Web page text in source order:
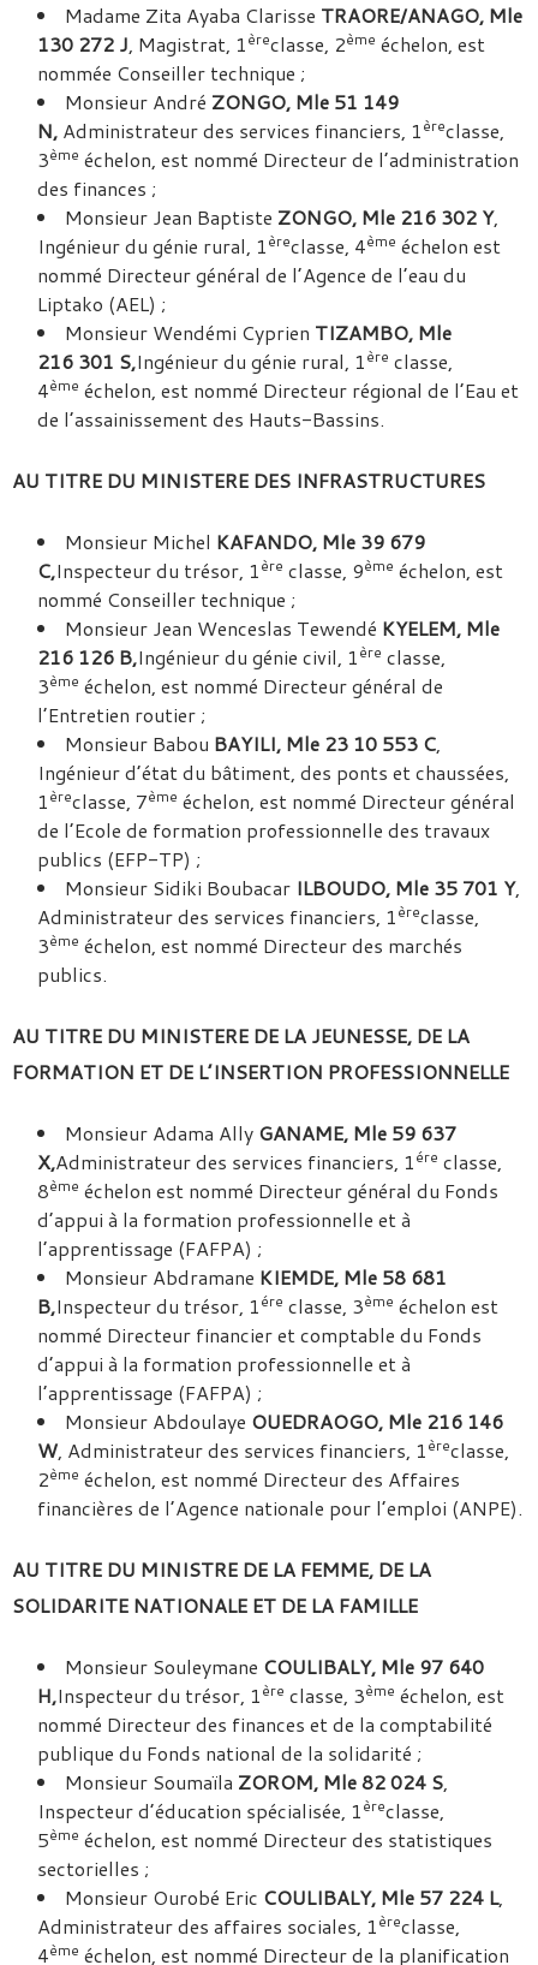
Madame Zita Ayaba Clarisse TRAORE/ANAGO, Mle
130 272 J, Magistrat, 1èreclasse, 2ème échelon, est
nommée Conseiller technique ;
Monsieur André ZONGO, Mle 51 149
N, Administrateur des services financiers, 1èreclasse,
3ème échelon, est nommé Directeur de l’administration
des finances ;
Monsieur Jean Baptiste ZONGO, Mle 216 302 Y,
Ingénieur du génie rural, 1èreclasse, 4ème échelon est
nommé Directeur général de l’Agence de l’eau du
Liptako (AEL) ;
Monsieur Wendémi Cyprien TIZAMBO, Mle
216 301 S,Ingénieur du génie rural, 1ère classe,
4ème échelon, est nommé Directeur régional de l’Eau et
de l’assainissement des Hauts-Bassins.
AU TITRE DU MINISTERE DES INFRASTRUCTURES
Monsieur Michel KAFANDO, Mle 39 679
C,Inspecteur du trésor, 1ère classe, 9ème échelon, est
nommé Conseiller technique ;
Monsieur Jean Wenceslas Tewendé KYELEM, Mle
216 126 B,Ingénieur du génie civil, 1ère classe,
3ème échelon, est nommé Directeur général de
l’Entretien routier ;
Monsieur Babou BAYILI, Mle 23 10 553 C,
Ingénieur d’état du bâtiment, des ponts et chaussées,
1èreclasse, 7ème échelon, est nommé Directeur général
de l’Ecole de formation professionnelle des travaux
publics (EFP-TP) ;
Monsieur Sidiki Boubacar ILBOUDO, Mle 35 701 Y,
Administrateur des services financiers, 1èreclasse,
3ème échelon, est nommé Directeur des marchés
publics.
AU TITRE DU MINISTERE DE LA JEUNESSE, DE LA
FORMATION ET DE L’INSERTION PROFESSIONNELLE
Monsieur Adama Ally GANAME, Mle 59 637
X,Administrateur des services financiers, 1ére classe,
8ème échelon est nommé Directeur général du Fonds
d’appui à la formation professionnelle et à
l’apprentissage (FAFPA) ;
Monsieur Abdramane KIEMDE, Mle 58 681
B,Inspecteur du trésor, 1ére classe, 3ème échelon est
nommé Directeur financier et comptable du Fonds
d’appui à la formation professionnelle et à
l’apprentissage (FAFPA) ;
Monsieur Abdoulaye OUEDRAOGO, Mle 216 146
W, Administrateur des services financiers, 1èreclasse,
2ème échelon, est nommé Directeur des Affaires
financières de l’Agence nationale pour l’emploi (ANPE).
AU TITRE DU MINISTRE DE LA FEMME, DE LA
SOLIDARITE NATIONALE ET DE LA FAMILLE
Monsieur Souleymane COULIBALY, Mle 97 640
H,Inspecteur du trésor, 1ère classe, 3ème échelon, est
nommé Directeur des finances et de la comptabilité
publique du Fonds national de la solidarité ;
Monsieur Soumaïla ZOROM, Mle 82 024 S,
Inspecteur d’éducation spécialisée, 1èreclasse,
5ème échelon, est nommé Directeur des statistiques
sectorielles ;
Monsieur Ourobé Eric COULIBALY, Mle 57 224 L,
Administrateur des affaires sociales, 1èreclasse,
4ème échelon, est nommé Directeur de la planification